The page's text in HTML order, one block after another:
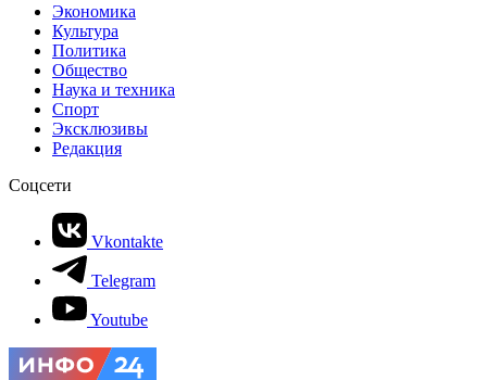
Экономика
Культура
Политика
Общество
Наука и техника
Спорт
Эксклюзивы
Редакция
Соцсети
Vkontakte
Telegram
Youtube